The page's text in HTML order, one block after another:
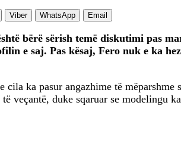
Viber WhatsApp Email
bërë sërish temë diskutimi pas
e saj. Pas kësaj, Fero nuk e ka
cila ka pasur angazhime të
veçantë, duke sqaruar se modelingu